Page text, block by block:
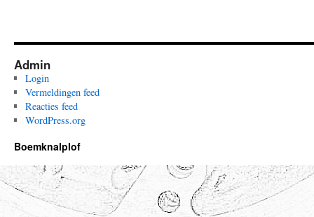
Admin
Login
Vermeldingen feed
Reacties feed
WordPress.org
Boemknalplof